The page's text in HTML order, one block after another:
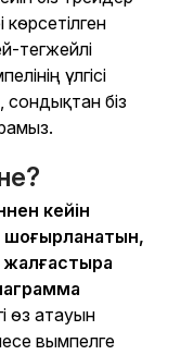
тегжейлі
үлгісі
біз
кейін
шоғырланатын,
жалғастыра
өз атауын
вымпелге